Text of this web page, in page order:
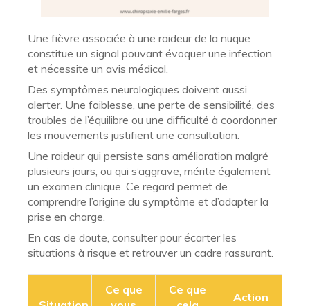
Une fièvre associée à une raideur de la nuque
constitue un signal pouvant évoquer une infection
et nécessite un avis médical.
Des symptômes neurologiques doivent aussi
alerter. Une faiblesse, une perte de sensibilité, des
troubles de l’équilibre ou une difficulté à coordonner
les mouvements justifient une consultation.
Une raideur qui persiste sans amélioration malgré
plusieurs jours, ou qui s’aggrave, mérite également
un examen clinique. Ce regard permet de
comprendre l’origine du symptôme et d’adapter la
prise en charge.
En cas de doute, consulter pour écarter les
situations à risque et retrouver un cadre rassurant.
Ce que
Ce que
Action